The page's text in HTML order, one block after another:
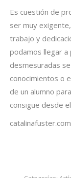
Es cuestión de
ser muy
trabajo y
podamos llegar
desmesuradas
conocimientos o
de un alumno
consigue desde
catalinafuster.com